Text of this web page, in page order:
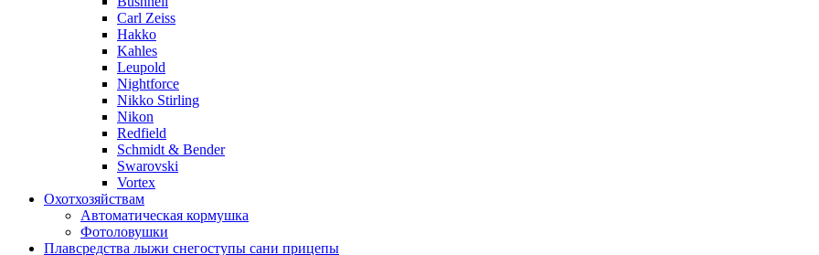
Carl Zeiss
Hakko
Kahles
Leupold
Nightforce
Nikko Stirling
Nikon
Redfield
Schmidt & Bender
Swarovski
Vortex
Охотхозяйствам
Автоматическая кормушка
Фотоловушки
Плавсредства лыжи снегоступы сани прицепы